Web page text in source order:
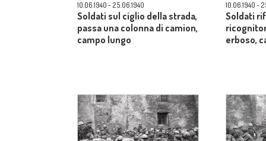
10.06.1940 - 25.06.1940
Soldati sul ciglio della strada,
passa una colonna di camion,
campo lungo
10.06.1940 -
Soldati
erboso,